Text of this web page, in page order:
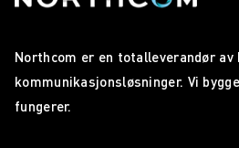
Northcom er en totalleverandør
kommunikasjonsløsninger. Vi
fungerer.